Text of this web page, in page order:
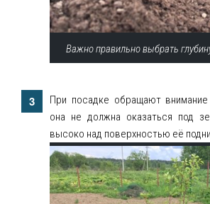
Важно правильно выбрать
При посадке обращают
она не должна оказаться под
высоко над поверхностью её